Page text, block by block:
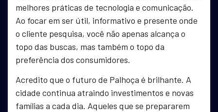
melhores práticas de tecnologia e comunicação.
Ao focar em ser útil, informativo e presente onde
o cliente pesquisa, você não apenas alcança o
topo das buscas, mas também o topo da
preferência dos consumidores.
Acredito que o futuro de Palhoça é brilhante. A
cidade continua atraindo investimentos e novas
famílias a cada dia. Aqueles que se prepararem